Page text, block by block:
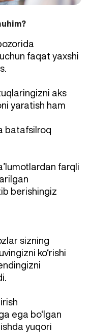
faqat yaxshi
aks
yaratish ham
batafsilroq
farqli
berishingiz
sizning
ko‘rishi
ega bo‘lgan
yuqori